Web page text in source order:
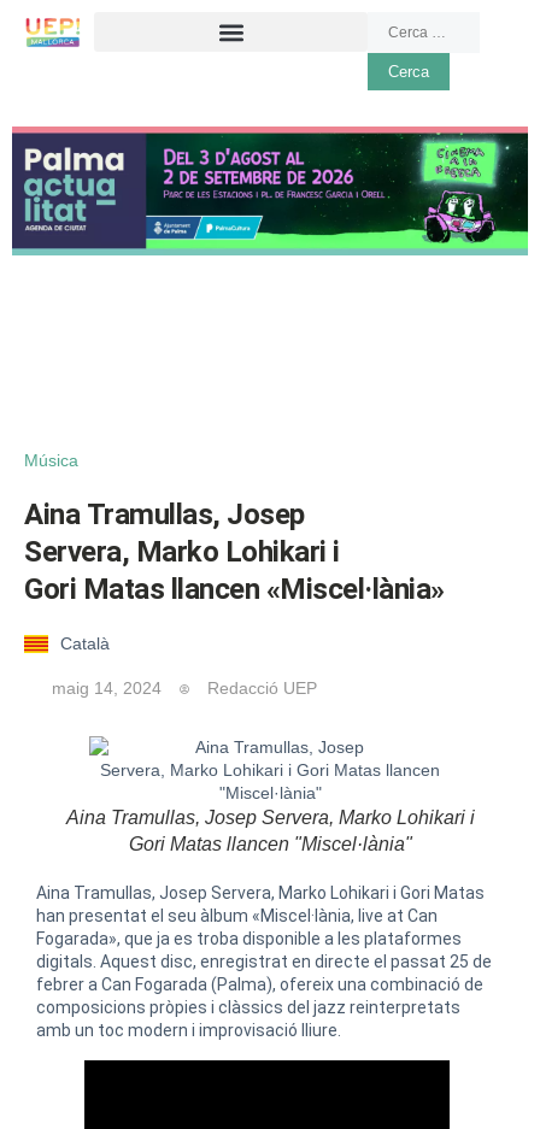
Música
Aina Tramullas, Josep
Servera, Marko Lohikari i
Gori Matas llancen «Miscel·lània»
Català
maig 14, 2024 Redacció UEP
Aina Tramullas, Josep Servera, Marko Lohikari i
Gori Matas llancen "Miscel·lània"
Aina Tramullas, Josep Servera, Marko Lohikari i Gori Matas
han presentat el seu àlbum «Miscel·lània, live at Can
Fogarada», que ja es troba disponible a les plataformes
digitals. Aquest disc, enregistrat en directe el passat 25 de
febrer a Can Fogarada (Palma), ofereix una combinació de
composicions pròpies i clàssics del jazz reinterpretats
amb un toc modern i improvisació lliure.